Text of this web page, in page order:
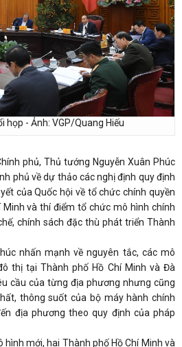
họp - Ảnh: VGP/Quang Hiếu
phủ, Thủ tướng Nguyễn Xuân Phúc
phủ về dự thảo các nghị định quy định
của Quốc hội về tổ chức chính quyền
và thí điểm tổ chức mô hình chính
chính sách đặc thù phát triển Thành
nhấn mạnh về nguyên tắc, các mô
thị tại Thành phố Hồ Chí Minh và Đà
cầu của từng địa phương nhưng cũng
thông suốt của bộ máy hành chính
địa phương theo quy định của pháp
mới, hai Thành phố Hồ Chí Minh và